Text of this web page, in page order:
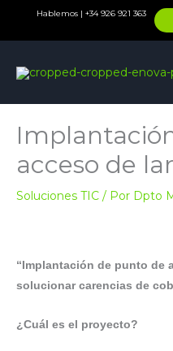
Hablemos | +34 926 921 363
acceso de
Soluciones TIC / Por Dpto
“Implantación de punto de
solucionar carencias de
¿Cuál es el proyecto?